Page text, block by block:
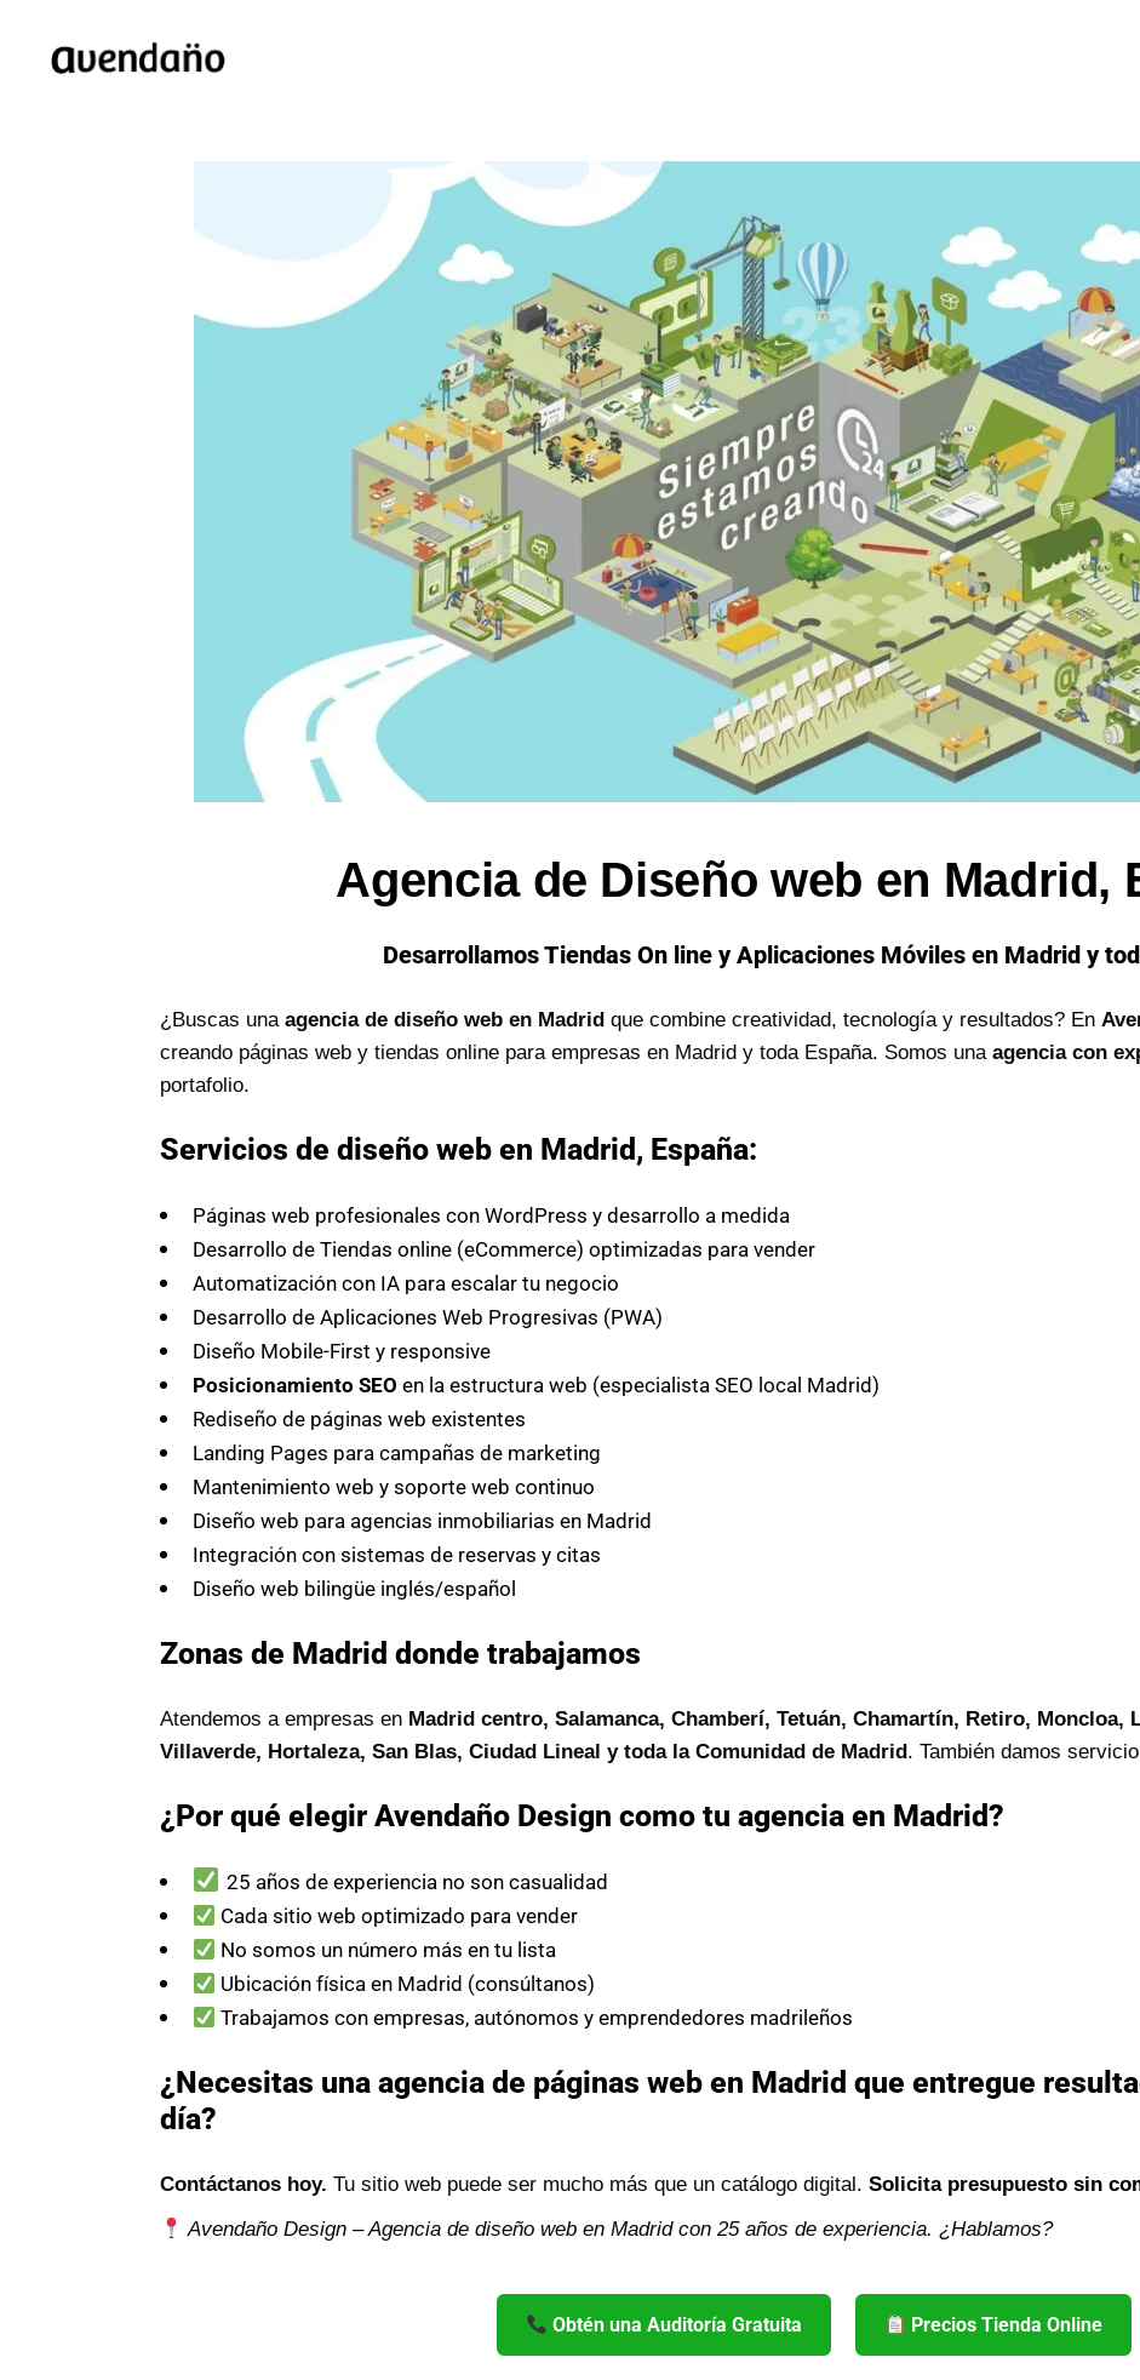
Agencia de Diseño web en Madrid,
Desarrollamos Tiendas On line y Aplicaciones Móviles en Madrid y
¿Buscas una agencia de diseño web en Madrid que combine creatividad, tecnología y resultados? En
creando páginas web y tiendas online para empresas en Madrid y toda España. Somos una agencia con
portafolio.
Servicios de diseño web en Madrid, España:
Páginas web profesionales con WordPress y desarrollo a medida
Desarrollo de Tiendas online (eCommerce) optimizadas para vender
Automatización con IA para escalar tu negocio
Desarrollo de Aplicaciones Web Progresivas (PWA)
Diseño Mobile-First y responsive
Posicionamiento SEO en la estructura web (especialista SEO local Madrid)
Rediseño de páginas web existentes
Landing Pages para campañas de marketing
Mantenimiento web y soporte web continuo
Diseño web para agencias inmobiliarias en Madrid
Integración con sistemas de reservas y citas
Diseño web bilingüe inglés/español
Zonas de Madrid donde trabajamos
Atendemos a empresas en Madrid centro, Salamanca, Chamberí, Tetuán, Chamartín, Retiro, Moncloa,
Villaverde, Hortaleza, San Blas, Ciudad Lineal y toda la Comunidad de Madrid. También damos
¿Por qué elegir Avendaño Design como tu agencia en Madrid?
25 años de experiencia no son casualidad
Cada sitio web optimizado para vender
No somos un número más en tu lista
Ubicación física en Madrid (consúltanos)
Trabajamos con empresas, autónomos y emprendedores madrileños
¿Necesitas una agencia de páginas web en Madrid que entregue
día?
Contáctanos hoy. Tu sitio web puede ser mucho más que un catálogo digital. Solicita presupuesto sin
Avendaño Design – Agencia de diseño web en Madrid con 25 años de experiencia. ¿Hablamos?
Obtén una Auditoría Gratuita Precios Tienda Online